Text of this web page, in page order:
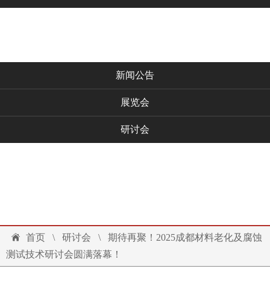
新闻公告
展览会
研讨会
首页 \ 研讨会 \
期待再聚！2025成都材料老化及腐蚀
测试技术研讨会圆满落幕！